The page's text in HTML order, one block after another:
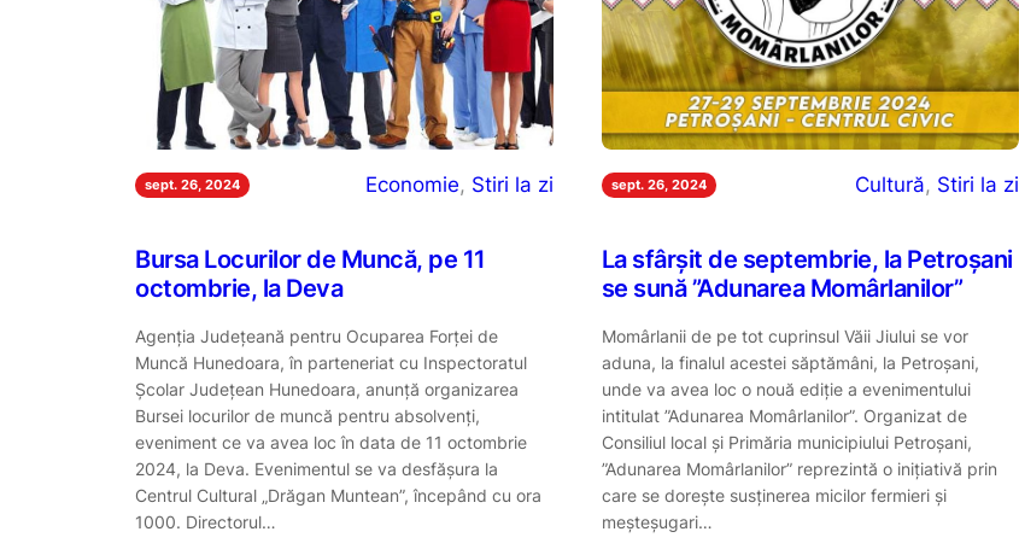
sept. 26, 2024 Economie, Stiri la zi
Bursa Locurilor de Muncă, pe 11
octombrie, la Deva
Agenția Județeană pentru Ocuparea Forței de
Muncă Hunedoara, în parteneriat cu Inspectoratul
Școlar Județean Hunedoara, anunță organizarea
Bursei locurilor de muncă pentru absolvenți,
eveniment ce va avea loc în data de 11 octombrie
2024, la Deva. Evenimentul se va desfășura la
Centrul Cultural „Drăgan Muntean”, începând cu ora
1000. Directorul…
sept. 26, 2024 Cultură, Stiri la zi
La sfârșit de septembrie, la Petroșani
se sună ”Adunarea Momârlanilor”
Momârlanii de pe tot cuprinsul Văii Jiului se vor
aduna, la finalul acestei săptămâni, la Petroșani,
unde va avea loc o nouă ediție a evenimentului
intitulat ”Adunarea Momârlanilor”. Organizat de
Consiliul local și Primăria municipiului Petroșani,
”Adunarea Momârlanilor” reprezintă o inițiativă prin
care se dorește susținerea micilor fermieri și
meșteșugari…